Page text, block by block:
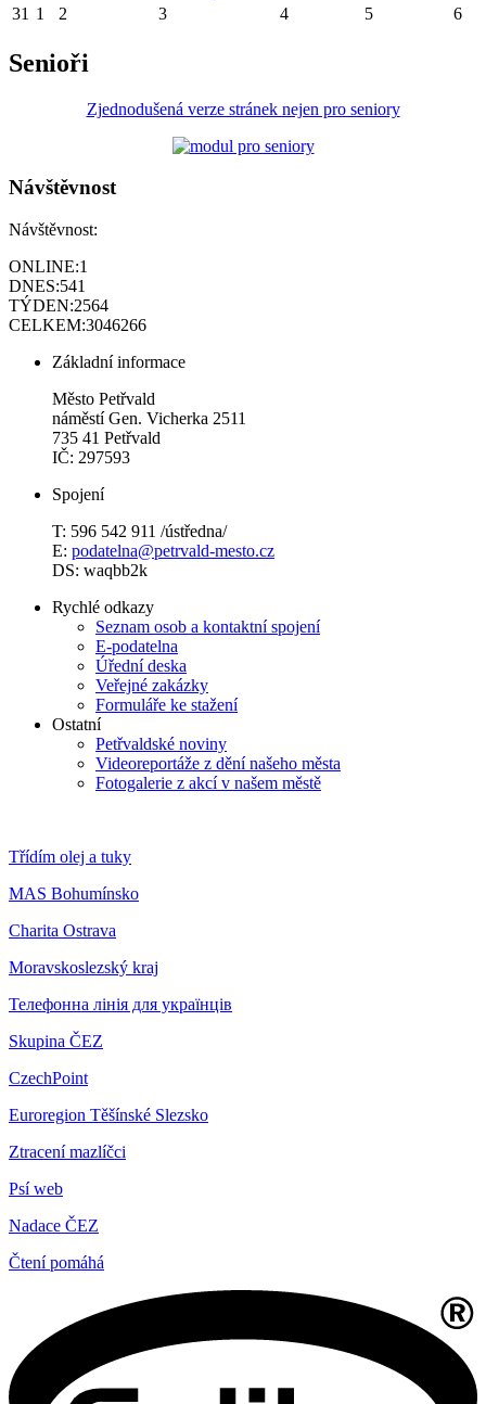
31 1 2 3 4 5 6
Senioři
Zjednodušená verze stránek nejen pro seniory
Návštěvnost
Návštěvnost:
ONLINE:1
DNES:541
TÝDEN:2564
CELKEM:3046266
Základní informace
Město Petřvald
náměstí Gen. Vicherka 2511
735 41 Petřvald
IČ: 297593
Spojení
T: 596 542 911 /ústředna/
E: podatelna@petrvald-mesto.cz
DS: waqbb2k
Rychlé odkazy
Seznam osob a kontaktní spojení
E-podatelna
Úřední deska
Veřejné zakázky
Formuláře ke stažení
Ostatní
Petřvaldské noviny
Videoreportáže z dění našeho města
Fotogalerie z akcí v našem městě
Třídím olej a tuky
MAS Bohumínsko
Charita Ostrava
Moravskoslezský kraj
Телефонна лінія для українців
Skupina ČEZ
CzechPoint
Euroregion Těšínské Slezsko
Ztracení mazlíčci
Psí web
Nadace ČEZ
Čtení pomáhá